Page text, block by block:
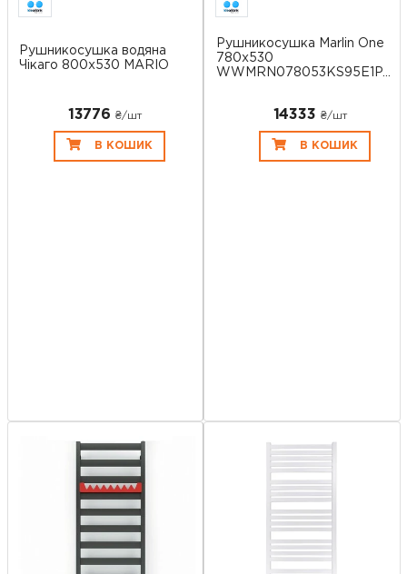
Рушникосушка водяна
Чікаго 800х530 MARIO
13776 ₴/шт
В КОШИК
Рушникосушка Marlin One
780x530
WWMRN078053KS95E1P...
14333 ₴/шт
В КОШИК